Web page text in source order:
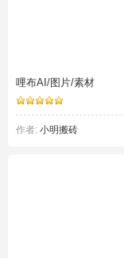
哩布AI/图片/素材
作者: 小明搬砖